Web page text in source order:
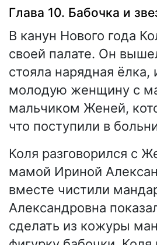
Глава 10. Бабочка и
В канун Нового года
своей палате. Он
стояла нарядная ёлка,
молодую женщину с
мальчиком Женей,
что поступили в
Коля разговорился с
мамой Ириной
вместе чистили
Александровна
сделать из кожуры